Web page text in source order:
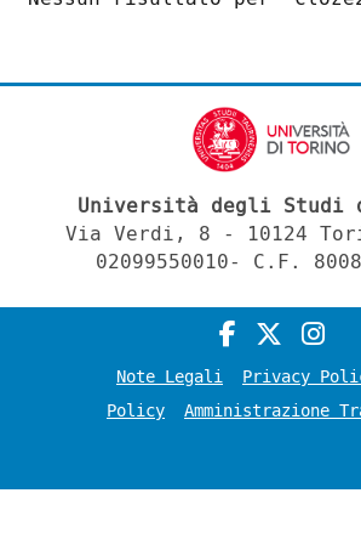
Università degli Studi
Via Verdi, 8 - 10124
02099550010- C.F.
Note Legali Privacy
Policy
Amministrazione